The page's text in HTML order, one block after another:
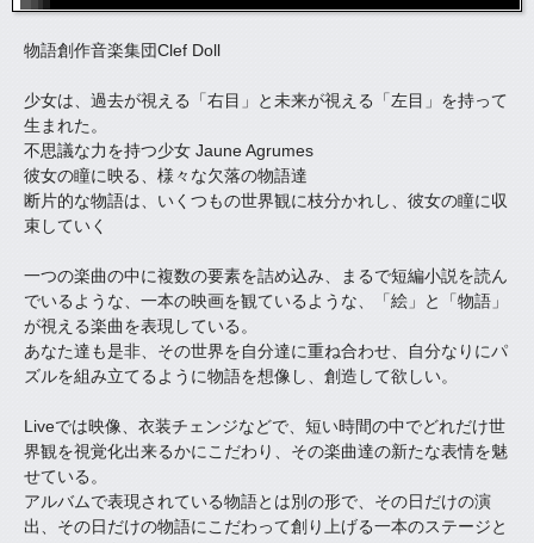
物語創作音楽集団Clef Doll
少女は、過去が視える「右目」と未来が視える「左目」を持って
生まれた。
不思議な力を持つ少女 Jaune Agrumes
彼女の瞳に映る、様々な欠落の物語達
断片的な物語は、いくつもの世界観に枝分かれし、彼女の瞳に収
束していく
一つの楽曲の中に複数の要素を詰め込み、まるで短編小説を読ん
でいるような、一本の映画を観ているような、「絵」と「物語」
が視える楽曲を表現している。
あなた達も是非、その世界を自分達に重ね合わせ、自分なりにパ
ズルを組み立てるように物語を想像し、創造して欲しい。
Liveでは映像、衣装チェンジなどで、短い時間の中でどれだけ世
界観を視覚化出来るかにこだわり、その楽曲達の新たな表情を魅
せている。
アルバムで表現されている物語とは別の形で、その日だけの演
出、その日だけの物語にこだわって創り上げる一本のステージと